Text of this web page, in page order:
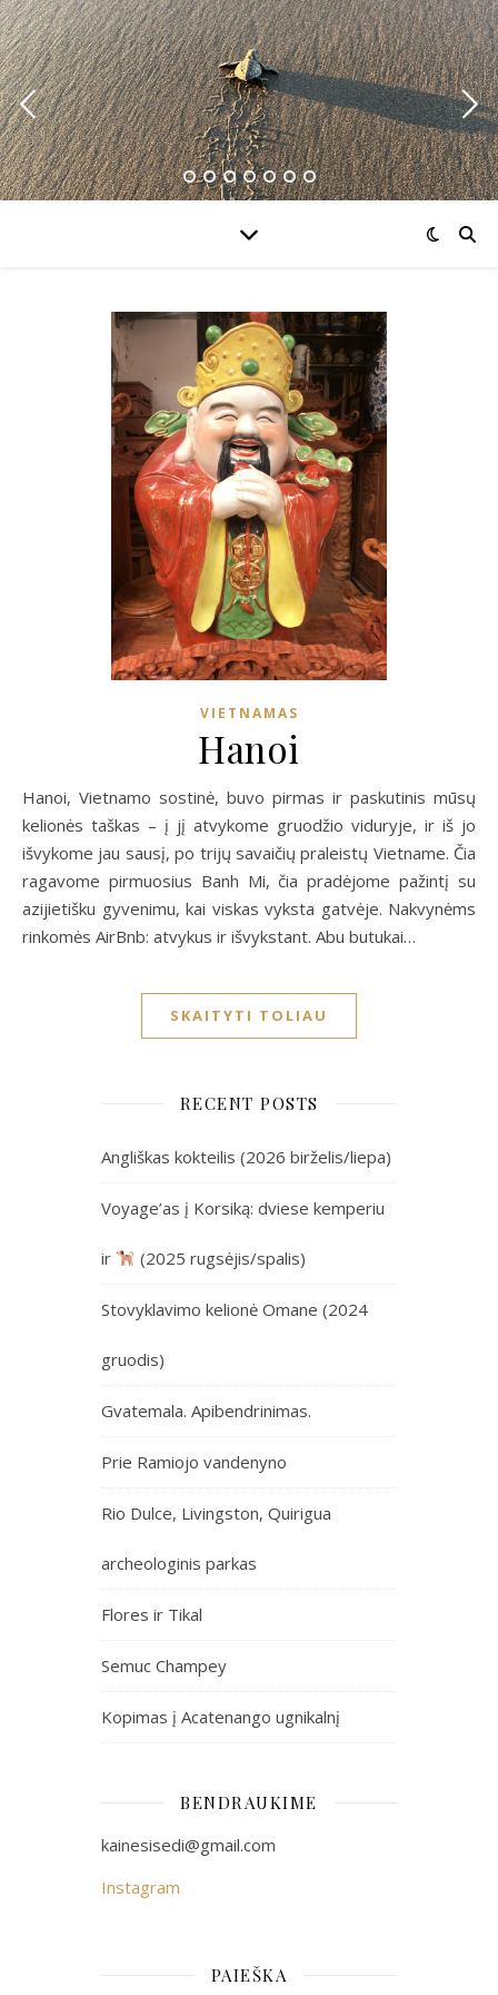
VIETNAMAS
Hanoi
Hanoi, Vietnamo sostinė, buvo pirmas ir paskutinis mūsų
kelionės taškas – į jį atvykome gruodžio viduryje, ir iš jo
išvykome jau sausį, po trijų savaičių praleistų Vietname. Čia
ragavome pirmuosius Banh Mi, čia pradėjome pažintį su
azijietišku gyvenimu, kai viskas vyksta gatvėje. Nakvynėms
rinkomės AirBnb: atvykus ir išvykstant. Abu butukai…
SKAITYTI TOLIAU
RECENT POSTS
Angliškas kokteilis (2026 birželis/liepa)
Voyage’as į Korsiką: dviese kemperiu
ir (2025 rugsėjis/spalis)
Stovyklavimo kelionė Omane (2024
gruodis)
Gvatemala. Apibendrinimas.
Prie Ramiojo vandenyno
Rio Dulce, Livingston, Quirigua
archeologinis parkas
Flores ir Tikal
Semuc Champey
Kopimas į Acatenango ugnikalnį
BENDRAUKIME
kainesisedi@gmail.com
Instagram
PAIEŠKA